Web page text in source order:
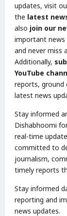
updates, visit
the latest
also join our
important news
and never miss
Additionally,
YouTube
reports, ground
latest news
Stay informed
Dishabhoomi
real-time
committed to
journalism,
timely reports
Stay informed
reporting and
news updates.